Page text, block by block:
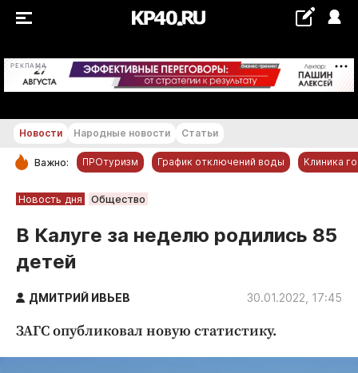
РЕКЛАМА +21...+22 °С
РУБРИКИ
Новости компаний
Статьи
Народные новости
Авто и транспорт
Благоустройство
Новости Народные новости Статьи
Важно: ПРОтуризм График отключений воды Клиника
Новость дня Общество
В Калуге за неделю родились 85
детей
ДМИТРИЙ ИВЬЕВ 30.01.2022, 17:45
ЗАГС опубликовал новую статистику.